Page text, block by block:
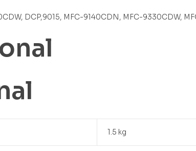
DCP,9015, MFC-9140CDN, MFC-9330CDW,
1.5 kg